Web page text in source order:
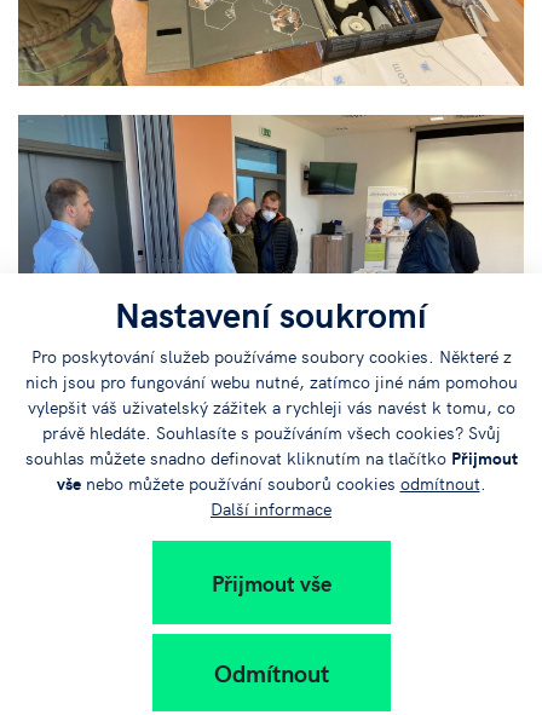
Nastavení soukromí
Pro poskytování služeb používáme soubory cookies. Některé z
nich jsou pro fungování webu nutné, zatímco jiné nám pomohou
vylepšit váš uživatelský zážitek a rychleji vás navést k tomu, co
právě hledáte. Souhlasíte s používáním všech cookies? Svůj
souhlas můžete snadno definovat kliknutím na tlačítko Přijmout
všenebo můžete používání souborů cookies odmítnout.
Další informace
Přijmout vše
Odmítnout